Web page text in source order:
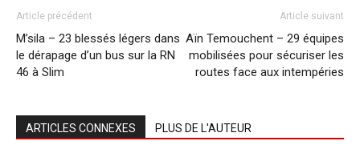
Article précédent
M’sila – 23 blessés légers dans
le dérapage d’un bus sur la RN
46 à Slim
Article suivant
Aïn Temouchent – 29 équipes
mobilisées pour sécuriser les
routes face aux intempéries
ARTICLES CONNEXES PLUS DE L'AUTEUR